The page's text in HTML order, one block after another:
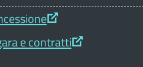
e contratti